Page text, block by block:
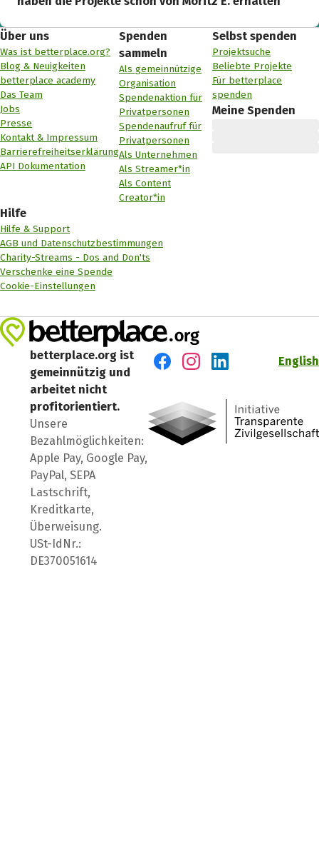
Über uns
Was ist betterplace.org?
Blog & Neuigkeiten
betterplace academy
Das Team
Jobs
Presse
Kontakt & Impressum
Barrierefreiheitserklärung
API Dokumentation
Spenden
sammeln
Als gemeinnützige
Organisation
Spendenaktion für
Privatpersonen
Spendenaufruf für
Privatpersonen
Als Unternehmen
Als Streamer*in
Als Content
Creator*in
Selbst spenden
Projektsuche
Beliebte Projekte
Für betterplace
spenden
Meine Spenden
Hilfe
Hilfe & Support
AGB und Datenschutzbestimmungen
Charity-Streams - Dos and Don'ts
Verschenke eine Spende
Cookie-Einstellungen
betterplace.org ist
gemeinnützig und
arbeitet nicht
profitorientiert.
Unsere
Bezahlmöglichkeiten:
Apple Pay, Google Pay,
PayPal, SEPA
Lastschrift,
Kreditkarte,
Überweisung.
USt-IdNr.:
DE370051614
English